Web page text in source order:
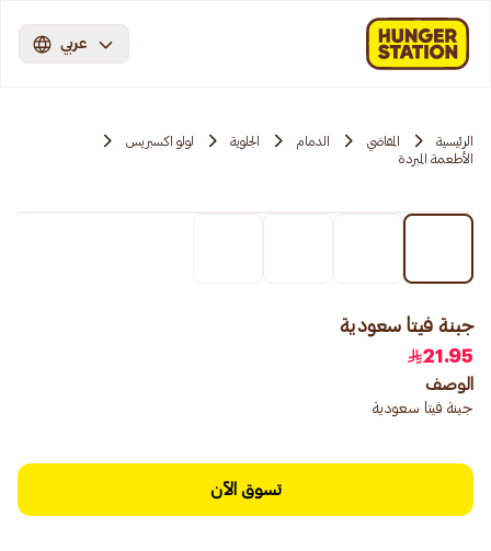
عربي
الرئيسية المقاضي الدمام الجلوية
لولو اكسبريس
الأطعمة المبردة
جبنة فيتا سعودية
21.95
الوصف
جبنة فيتا سعودية
تسوق الآن